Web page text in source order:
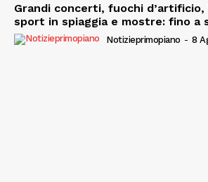
Grandi concerti, fuochi d’artificio,
sport in spiaggia e mostre: fino a
Notizieprimopiano - 8